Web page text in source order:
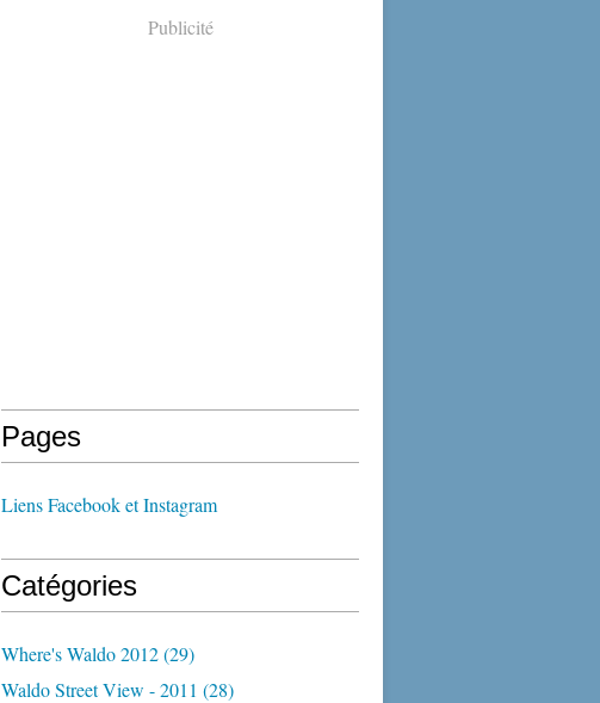
Publicité
Pages
Liens Facebook et Instagram
Catégories
Where's Waldo 2012(29)
Waldo Street View - 2011 (28)